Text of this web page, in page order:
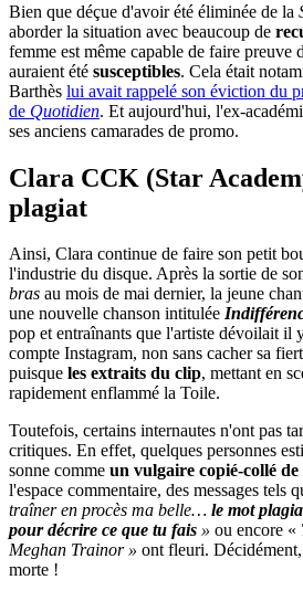
Bien que déçue d'avoir été éliminée de la
aborder la situation avec beaucoup de
femme est même capable de faire preuve
auraient été susceptibles. Cela était
Barthès lui avait rappelé son éviction du
de Quotidien. Et aujourd'hui, l'ex-
ses anciens camarades de promo.
Clara CCK (Star
plagiat
Ainsi, Clara continue de faire son petit
l'industrie du disque. Après la sortie de
bras au mois de mai dernier, la jeune
une nouvelle chanson intitulée
pop et entraînants que l'artiste dévoilait il
compte Instagram, non sans cacher sa
puisque les extraits du clip, mettant en
rapidement enflammé la Toile.
Toutefois, certains internautes n'ont pas
critiques. En effet, quelques personnes
sonne comme un vulgaire copié-collé
l'espace commentaire, des messages tels
traîner en procès ma belle… le mot
pour décrire ce que tu fais » ou encore «
Meghan Trainor » ont fleuri.
morte !